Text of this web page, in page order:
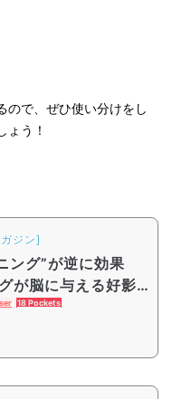
ので、ぜひ使い分けをし
ょう！
ジン]
ング”が逆に効果
が脳に与える好影
18 Pockets